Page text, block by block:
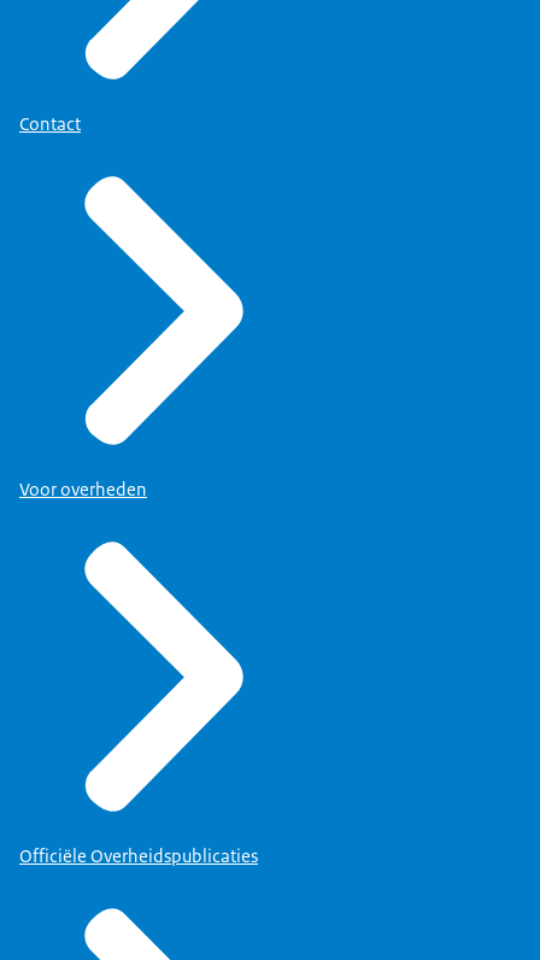
Contact
Voor overheden
Officiële Overheidspublicaties